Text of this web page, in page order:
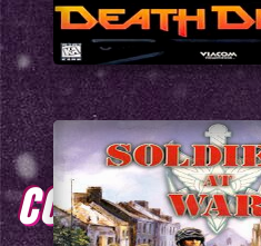
COMENTARIOS